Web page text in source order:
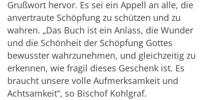
Grußwort hervor. Es sei ein Appell an alle, die
anvertraute Schöpfung zu schützen und zu
wahren. „Das Buch ist ein Anlass, die Wunder
und die Schönheit der Schöpfung Gottes
bewusster wahrzunehmen, und gleichzeitig zu
erkennen, wie fragil dieses Geschenk ist. Es
braucht unsere volle Aufmerksamkeit und
Achtsamkeit“, so Bischof Kohlgraf.